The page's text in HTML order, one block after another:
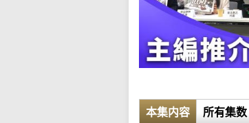
本集内容 所有集数